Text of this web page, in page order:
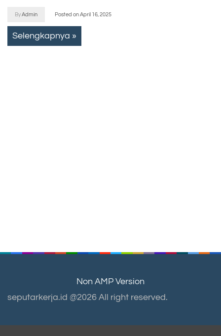
ByAdmin Posted onApril 16, 2025
Selengkapnya »
Non AMP Version
seputarkerja.id @2026 All right reserved.